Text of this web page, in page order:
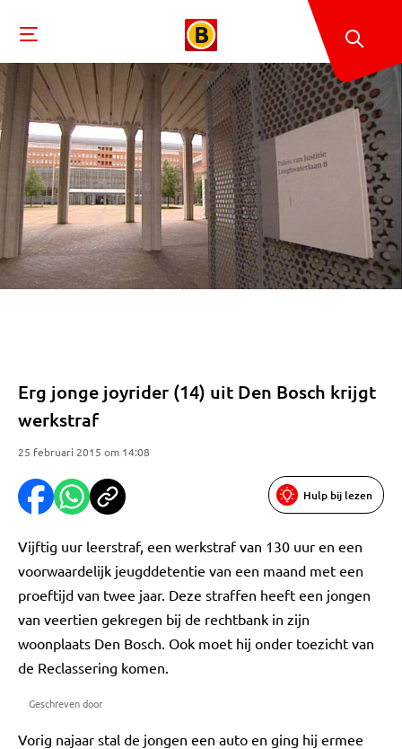
Erg jonge joyrider (14) uit Den Bosch krijgt
werkstraf
25 februari 2015 om 14:08
Hulp bij lezen
Vijftig uur leerstraf, een werkstraf van 130 uur en een
voorwaardelijk jeugddetentie van een maand met een
proeftijd van twee jaar. Deze straffen heeft een jongen
van veertien gekregen bij de rechtbank in zijn
woonplaats Den Bosch. Ook moet hij onder toezicht van
de Reclassering komen.
Geschreven door
Vorig najaar stal de jongen een auto en ging hij ermee